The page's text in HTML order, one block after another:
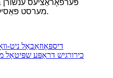
פּערפאָראַציעס ענשורן
מערסט פּאַסיק גרייס דיספּענסערס.